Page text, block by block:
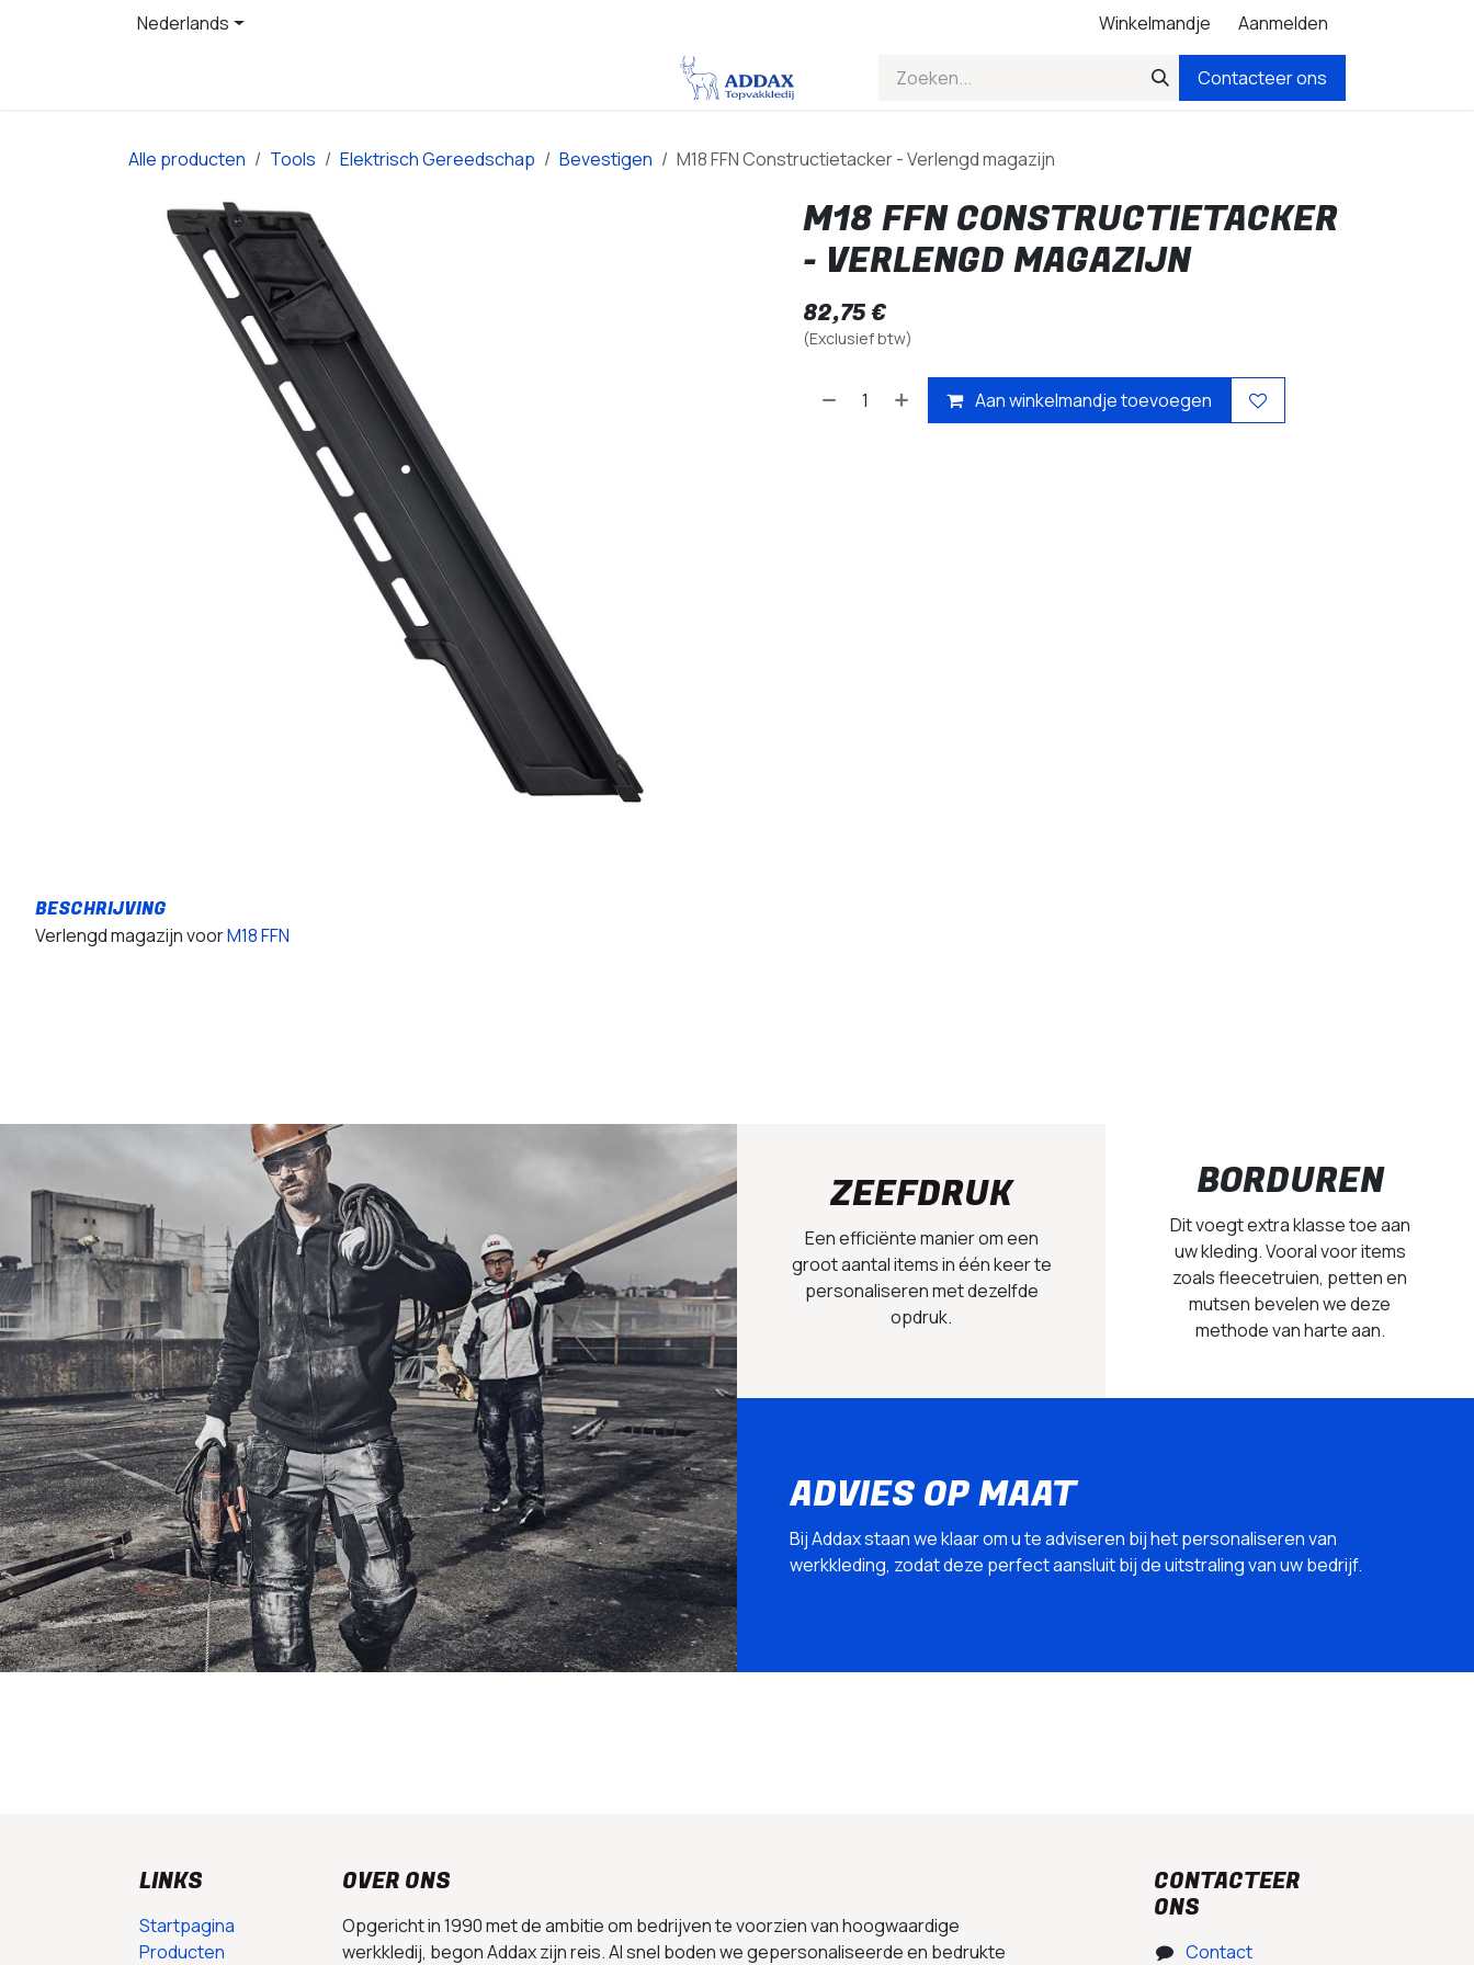
Overslaan naar inhoudNederlands Winkelmandje Aanmelden
Contacteer ons
Alle producten Tools Elektrisch Gereedschap Bevestigen M18 FFN Constructietacker - Verlengd magazijn
M18 FFN CONSTRUCTIETACKER
- VERLENGD MAGAZIJN
82,75€
(Exclusief btw)
Aan winkelmandje toevoegen
Verlengd magazijn voorM18 FFN
ZEEFDRUK
Een efficiënte manier om een
groot aantal items in één keer te
personaliseren met dezelfde
opdruk.
BORDUREN
Dit voegt extra klasse toe aan
uw kleding. Vooral voor items
zoals fleecetruien, petten en
mutsen bevelen we deze
methode van harte aan.
ADVIES OP MAAT
Bij Addax staan we klaar om u te adviseren bij het personaliseren van
werkkleding, zodat deze perfect aansluit bij de uitstraling van uw bedrijf.
LINKS
Startpagina
Producten
OVER ONS
Opgericht in 1990 met de ambitie om bedrijven te voorzien van hoogwaardige
werkkledij, begon Addax zijn reis. Al snel boden we gepersonaliseerde en bedrukte
CONTACTEER
ONS
Contact